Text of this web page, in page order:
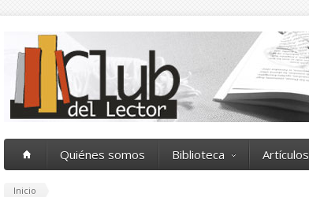
Quiénes somos Biblioteca Artículos
Inicio